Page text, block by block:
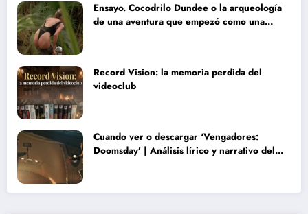
Ensayo. Cocodrilo Dundee o la arqueología
de una aventura que empezó como una
Record Vision: la memoria perdida del
videoclub
Cuando ver o descargar ‘Vengadores:
Doomsday’ | Análisis lírico y narrativo del